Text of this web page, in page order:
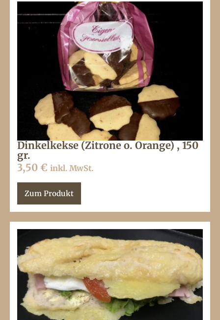
Dinkelkekse (Zitrone o. Orange) , 150
gr.
3,50 € inkl. MwSt.
Zum Produkt